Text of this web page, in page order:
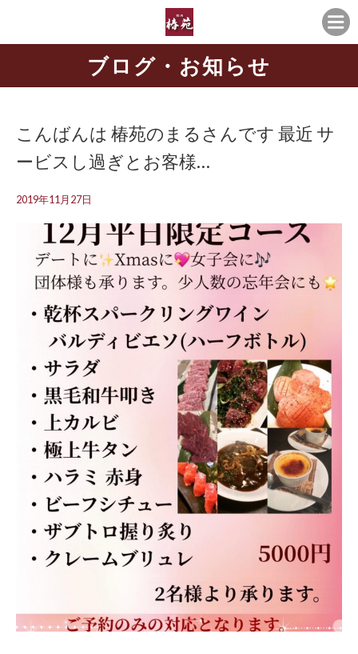
ブログ・お知らせ
こんばんは 椿苑のまるさんです 最近 サ
ービスし過ぎとお客様…
2019年11月27日